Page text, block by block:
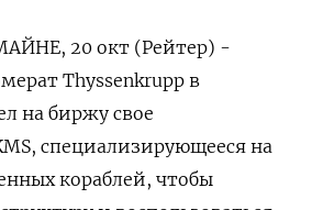
20 окт (Рейтер) -
Thyssenkrupp в
на биржу свое
специализирующееся на
кораблей, чтобы